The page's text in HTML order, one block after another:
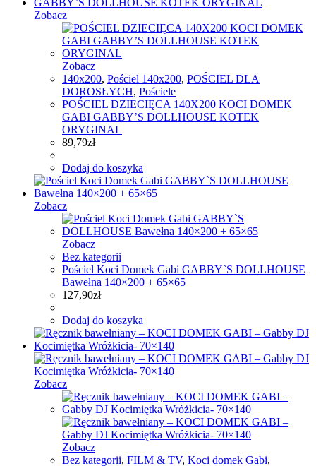
Zobacz
Zobacz
140x200, Pościel 140x200, POŚCIEL DLA
DOROSŁYCH, Pościele
POŚCIEL DZIECIĘCA 140X200 KOCI DOMEK
GABI GABBY’S DOLLHOUSE KOTEK
ORYGINAL
89,79zł
Dodaj do koszyka
Zobacz
Zobacz
Bez kategorii
Pościel Koci Domek Gabi GABBY`S DOLLHOUSE
Bawełna 140×200 + 65×65
127,90zł
Dodaj do koszyka
Zobacz
Zobacz
Bez kategorii, FILM & TV, Koci domek Gabi,